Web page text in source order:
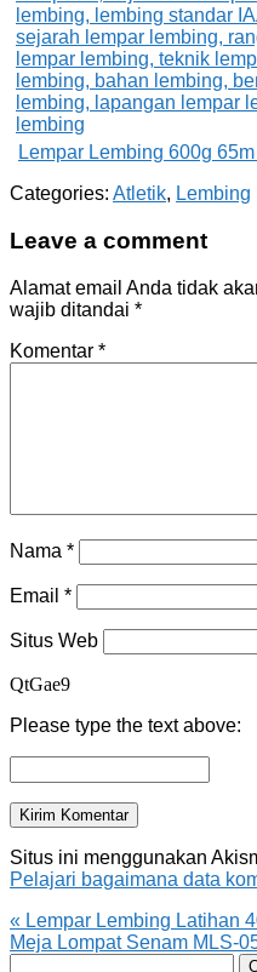
Lempar Lembing 600g
Categories: Atletik, Lembing
Leave a comment
Alamat email Anda tidak
wajib ditandai *
Komentar *
Nama *
Email *
Situs Web
QtGae9
Please type the text above:
Situs ini menggunakan
Pelajari bagaimana data
« Lempar Lembing Latihan
Meja Lompat Senam MLS-